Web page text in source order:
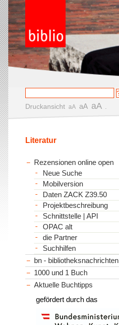
Druckansicht aA aA aA
Literatur
Rezensionen online open
Neue Suche
Mobilversion
Daten ZACK Z39.50
Projektbeschreibung
Schnittstelle | API
OPAC alt
die Partner
Suchhilfen
bn - bibliotheksnachrichten
1000 und 1 Buch
Aktuelle Buchtipps
gefördert durch das